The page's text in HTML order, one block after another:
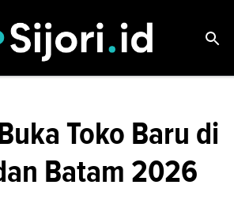
Toko Baru di
Batam 2026